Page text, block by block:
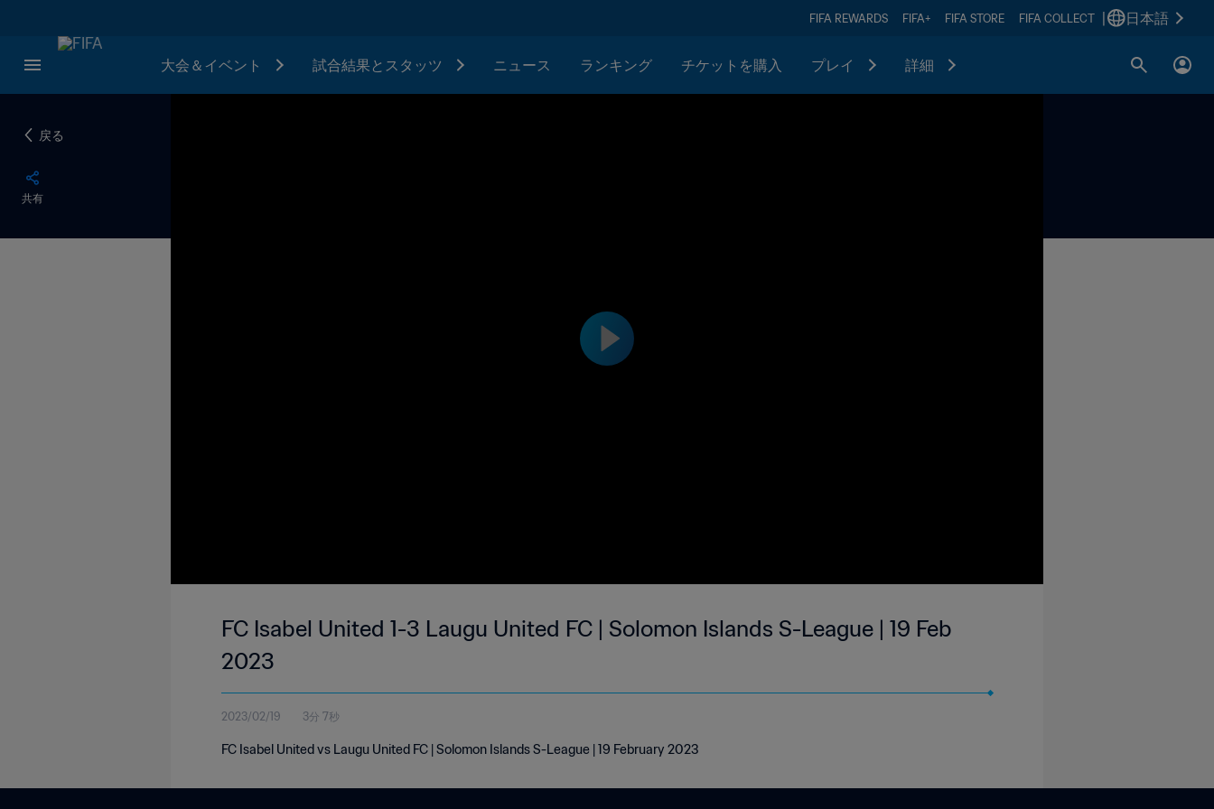
FIFA REWARDS FIFA+ FIFA STORE FIFA COLLECT 日本語
大会＆イベント 試合結果とスタッツ ニュース ランキング チケットを購入 プレイ 詳細
戻る
共有
FC Isabel United 1-3 Laugu United FC | Solomon Islands S-League | 19 Feb
2023
2023/02/19 3分 7秒
FC Isabel United vs Laugu United FC | Solomon Islands S-League | 19 February 2023